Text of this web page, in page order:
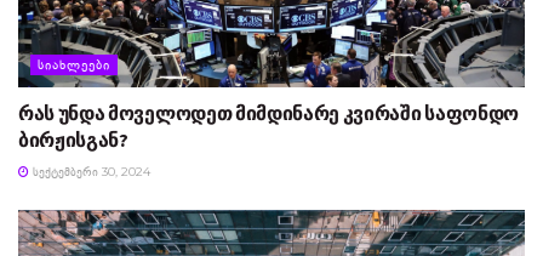
ᲡᲘᲐᲮᲚᲔᲔᲑᲘ
რას უნდა მოველოდეთ მიმდინარე კვირაში საფონდო
ბირჟისგან?
ᲡᲔᲥᲢᲔᲛᲑᲔᲠᲘ 30, 2024